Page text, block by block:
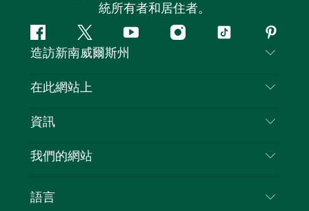
統所有者和居住者。
Facebook嘰
嘰
喳
Youtube Instagram
抖
造訪新南威爾斯州
聯絡我們
隱私
Cookie 通知
在此網站上
目的地
新南威爾斯州公路旅行
活動
資訊
旅行資訊
新南威爾斯的商業
我們的網站
語言